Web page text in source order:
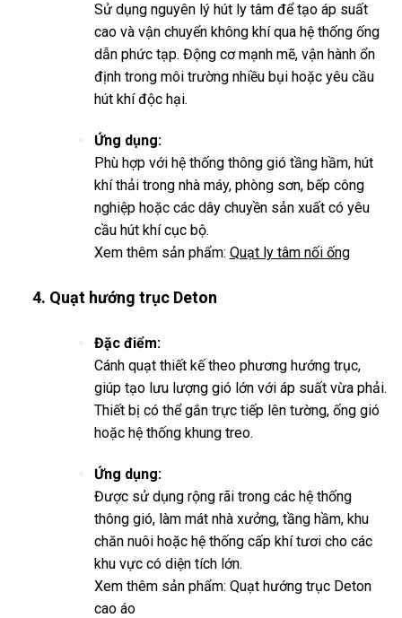
Sử dụng nguyên lý hút ly tâm để tạo áp suất
cao và vận chuyển không khí qua hệ thống ống
dẫn phức tạp. Động cơ mạnh mẽ, vận hành ổn
định trong môi trường nhiều bụi hoặc yêu cầu
hút khí độc hại.
Ứng dụng:
Phù hợp với hệ thống thông gió tầng hầm, hút
khí thải trong nhà máy, phòng sơn, bếp công
nghiệp hoặc các dây chuyền sản xuất có yêu
cầu hút khí cục bộ.
Xem thêm sản phẩm: Quạt ly tâm nối ống
4. Quạt hướng trục Deton
Đặc điểm:
Cánh quạt thiết kế theo phương hướng trục,
giúp tạo lưu lượng gió lớn với áp suất vừa phải.
Thiết bị có thể gắn trực tiếp lên tường, ống gió
hoặc hệ thống khung treo.
Ứng dụng:
Được sử dụng rộng rãi trong các hệ thống
thông gió, làm mát nhà xưởng, tầng hầm, khu
chăn nuôi hoặc hệ thống cấp khí tươi cho các
khu vực có diện tích lớn.
Xem thêm sản phẩm: Quạt hướng trục Deton
cao áo